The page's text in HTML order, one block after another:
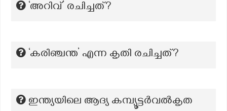
‘അറിവ്’ രചിച്ചത്?
‘കരിഞ്ചന്ത’ എന്ന കൃതി രചിച്ചത്?
ഇന്ത്യയിലെ ആദ്യ കമ്പ്യൂട്ടർവൽകൃത